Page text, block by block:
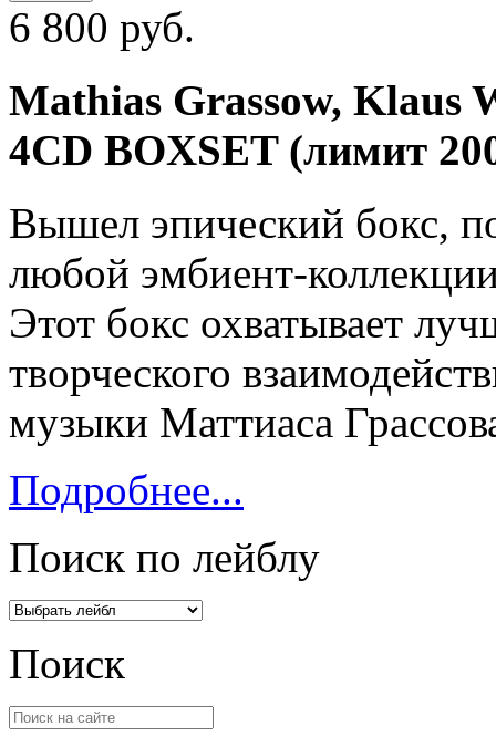
6 800 руб.
Mathias Grassow, Klaus
4CD BOXSET (лимит
Вышел эпический бокс,
любой эмбиент-
Этот бокс охватывает
творческого
музыки Маттиаса
Подробнее...
Поиск по лейблу
Поиск